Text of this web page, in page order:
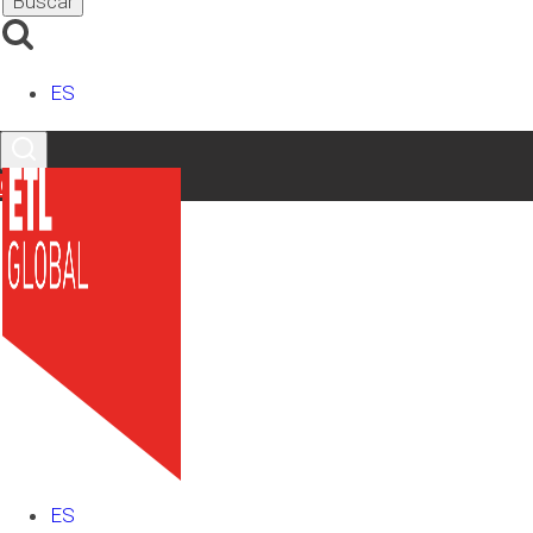
ES
Contacto
ES
no corrientes que sean inmuebles y que se posean para
Su uso en la producción o suministro de bienes o
Venta en el curso ordinario de las operaciones.
inmobiliarias
El primer paso para la contabilización de las inversiones
inmobiliarias es clasificarlas según su naturaleza:
naturales